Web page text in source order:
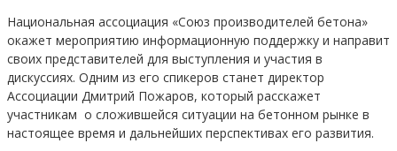
Национальная ассоциация «Союз производителей бетона»
окажет мероприятию информационную поддержку и направит
своих представителей для выступления и участия в
дискуссиях. Одним из его спикеров станет директор
Ассоциации Дмитрий Пожаров, который расскажет
участникам о сложившейся ситуации на бетонном рынке в
настоящее время и дальнейших перспективах его развития.